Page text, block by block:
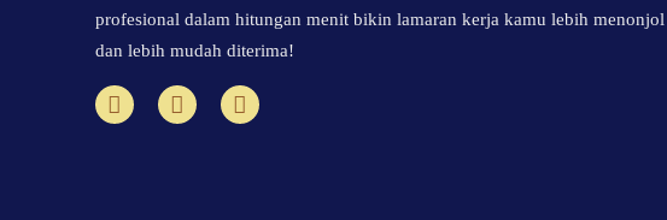
profesional dalam hitungan menit bikin lamaran kerja kamu lebih menonjol
dan lebih mudah diterima!